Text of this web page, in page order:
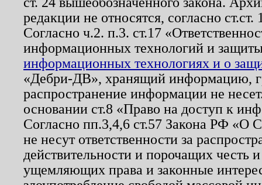
редакции не относятся, согласно
Согласно ч.2. п.3. ст.17
информационных технологий и
информационных технологиях и о
«Дебри-ДВ», хранящий информацию,
распространение информации не
основании ст.8 «Право на доступ к
Согласно пп.3,4,6 ст.57 Закона РФ «О
не несут ответственности за
действительности и порочащих честь
ущемляющих права и законные